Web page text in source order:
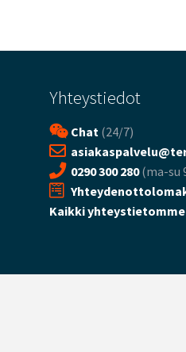
Yhteystiedot
Chat (24/7)
0290 300 280(ma-su
Kaikki yhteystietomme